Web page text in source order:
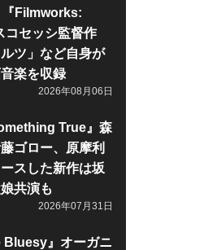
Filmworks:
コセッシ監督作
ルツ」など自身が
楽を収録
2026年08月06日
True』森
ゴロー、原摩利
スした新作は坂
共演も
2026年07月31日
Bluesy』オーガニ